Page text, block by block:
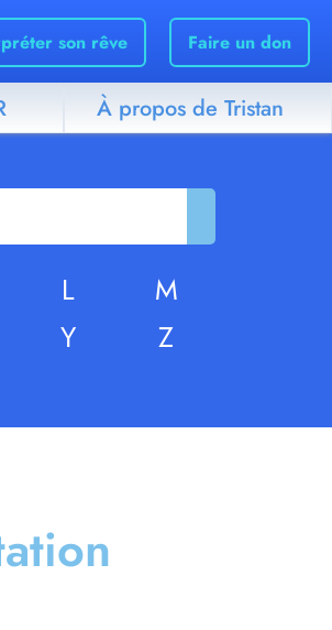
son rêve Faire un don
À propos de Tristan
L
M
Y Z